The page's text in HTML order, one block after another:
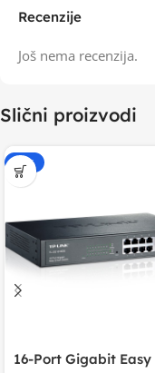
Recenzije
Još nema recenzija.
Slični proizvodi
-15%
16-Port Gigabit Easy